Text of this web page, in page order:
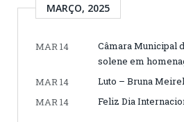
MARÇO, 2025
MAR 14
Câmara Municipal
solene em
MAR 14
Luto – Bruna
MAR 14
Feliz Dia